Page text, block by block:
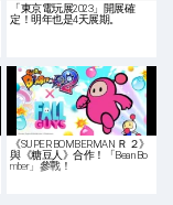
「東京電玩展2023」開展確
定！明年也是4天展期。
《SUPER BOMBERMAN Ｒ ２》
與《糖豆人》合作！「Bean Bo
mber」參戰！